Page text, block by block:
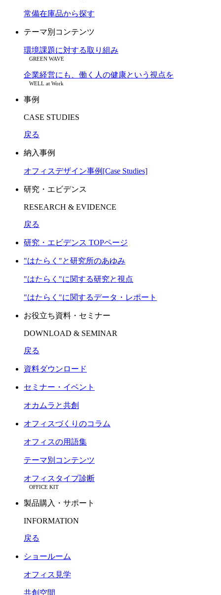
常備在庫品から探す
テーマ別コンテンツ
環境課題に対する取り組み
GREEN WAVE
企業経営にも、働く人の健康という視点を
WELL at Work
事例
CASE STUDIES
戻る
納入事例
オフィスデザイン事例[Case Studies]
研究・エビデンス
RESEARCH & EVIDENCE
戻る
研究・エビデンス TOPページ
"はたらく"と研究所のあゆみ
"はたらく"に関する研究と視点
"はたらく"に関するデータ・レポート
お役立ち資料・セミナー
DOWNLOAD & SEMINAR
戻る
資料ダウンロード
セミナー・イベント
オカムラと共創
オフィスづくりのコラム
オフィスの用語集
テーマ別コンテンツ
オフィスタイプ診断
OFFICE KIT
製品購入・サポート
INFORMATION
戻る
ショールーム
オフィス見学
共創空間